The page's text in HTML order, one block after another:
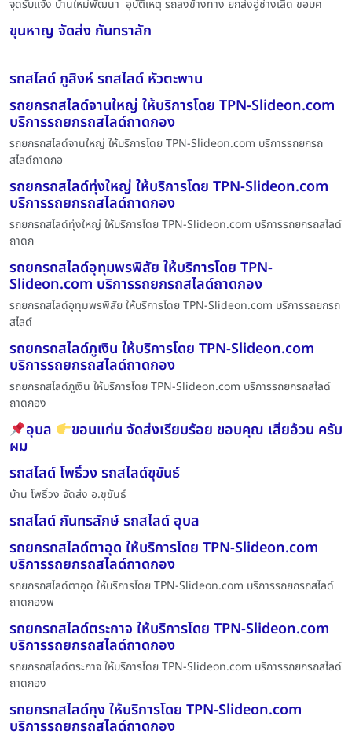
จุดรับแจ้ง บ้านใหม่พัฒนา อุบัติเหตุ รถลงข้างทาง ยกส่งอู่ช่างเลิด ขอบค
ขุนหาญ จัดส่ง กันทราลัก
รถสไลด์ ภูสิงห์ รถสไลด์ หัวตะพาน
รถยกรถสไลด์จานใหญ่ ให้บริการโดย TPN-Slideon.com
บริการรถยกรถสไลด์ถาดกอง
รถยกรถสไลด์จานใหญ่ ให้บริการโดย TPN-Slideon.com บริการรถยกรถ
สไลด์ถาดกอ
รถยกรถสไลด์ทุ่งใหญ่ ให้บริการโดย TPN-Slideon.com
บริการรถยกรถสไลด์ถาดกอง
รถยกรถสไลด์ทุ่งใหญ่ ให้บริการโดย TPN-Slideon.com บริการรถยกรถสไลด์
ถาดก
รถยกรถสไลด์อุทุมพรพิสัย ให้บริการโดย TPN-
Slideon.com บริการรถยกรถสไลด์ถาดกอง
รถยกรถสไลด์อุทุมพรพิสัย ให้บริการโดย TPN-Slideon.com บริการรถยกรถ
สไลด์
รถยกรถสไลด์ภูเงิน ให้บริการโดย TPN-Slideon.com
บริการรถยกรถสไลด์ถาดกอง
รถยกรถสไลด์ภูเงิน ให้บริการโดย TPN-Slideon.com บริการรถยกรถสไลด์
ถาดกอง
อุบล ขอนแก่น จัดส่งเรียบร้อย ขอบคุณ เสี่ยอ้วน ครับ
ผม
รถสไลด์ โพธิ์วง รถสไลด์ขุขันธ์
บ้าน โพธิ์วง จัดส่ง อ.ขุขันธ์
รถสไลด์ กันทรลักษ์ รถสไลด์ อุบล
รถยกรถสไลด์ตาอุด ให้บริการโดย TPN-Slideon.com
บริการรถยกรถสไลด์ถาดกอง
รถยกรถสไลด์ตาอุด ให้บริการโดย TPN-Slideon.com บริการรถยกรถสไลด์
ถาดกองพ
รถยกรถสไลด์ตระกาจ ให้บริการโดย TPN-Slideon.com
บริการรถยกรถสไลด์ถาดกอง
รถยกรถสไลด์ตระกาจ ให้บริการโดย TPN-Slideon.com บริการรถยกรถสไลด์
ถาดกอง
รถยกรถสไลด์กุง ให้บริการโดย TPN-Slideon.com
บริการรถยกรถสไลด์ถาดกอง